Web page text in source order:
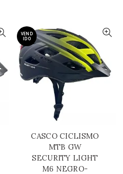
VEND
IDO
CASCO CICLISMO
MTB GW
SECURITY LIGHT
M6 NEGRO-